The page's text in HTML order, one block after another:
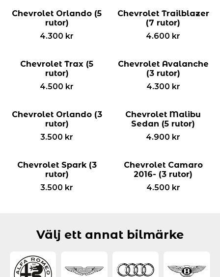
Chevrolet Orlando (5
rutor)
4.300 kr
Chevrolet Trailblazer
(7 rutor)
4.600 kr
Chevrolet Trax (5
rutor)
4.500 kr
Chevrolet Avalanche
(3 rutor)
4.300 kr
Chevrolet Orlando (3
rutor)
3.500 kr
Chevrolet Malibu
Sedan (5 rutor)
4.900 kr
Chevrolet Spark (3
rutor)
3.500 kr
Chevrolet Camaro
2016- (3 rutor)
4.500 kr
Välj ett annat bilmärke